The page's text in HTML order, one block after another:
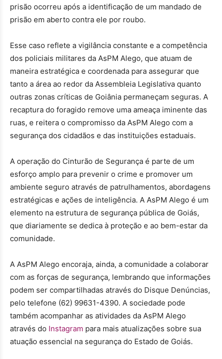
prisão ocorreu após a identificação de um mandado de
prisão em aberto contra ele por roubo.
Esse caso reflete a vigilância constante e a competência
dos policiais militares da AsPM Alego, que atuam de
maneira estratégica e coordenada para assegurar que
tanto a área ao redor da Assembleia Legislativa quanto
outras zonas críticas de Goiânia permaneçam seguras. A
recaptura do foragido remove uma ameaça iminente das
ruas, e reitera o compromisso da AsPM Alego com a
segurança dos cidadãos e das instituições estaduais.
A operação do Cinturão de Segurança é parte de um
esforço amplo para prevenir o crime e promover um
ambiente seguro através de patrulhamentos, abordagens
estratégicas e ações de inteligência. A AsPM Alego é um
elemento na estrutura de segurança pública de Goiás,
que diariamente se dedica à proteção e ao bem-estar da
comunidade.
A AsPM Alego encoraja, ainda, a comunidade a colaborar
com as forças de segurança, lembrando que informações
podem ser compartilhadas através do Disque Denúncias,
pelo telefone (62) 99631-4390. A sociedade pode
também acompanhar as atividades da AsPM Alego
através do Instagram para mais atualizações sobre sua
atuação essencial na segurança do Estado de Goiás.